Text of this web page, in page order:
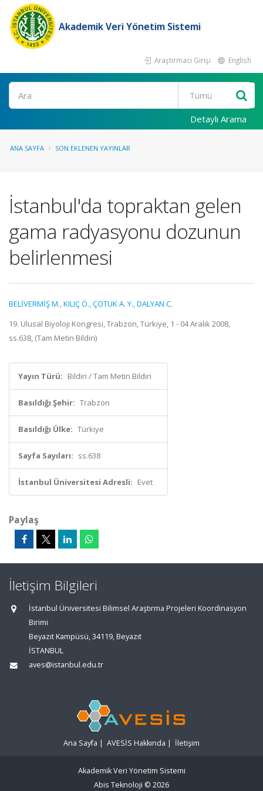
Akademik Veri Yönetim Sistemi
Araştırmacı Girişi English
Ara
Detaylı Arama
ANA SAYFA SON EKLENEN YAYINLAR
İstanbul'da topraktan gelen
gama radyasyonu dozunun
belirlenmesi
BELİVERMİŞ M.,KILIÇ Ö.,ÇOTUK A. Y.,DALYAN C.
19. Ulusal Biyoloji Kongresi, Trabzon, Türkiye, 1 - 04 Aralık 2008,
ss.638, (Tam Metin Bildiri)
Yayın Türü: Bildiri / Tam Metin Bildiri
Basıldığı Şehir: Trabzon
Basıldığı Ülke: Türkiye
Sayfa Sayıları: ss.638
İstanbul Üniversitesi Adresli: Evet
Paylaş
İletişim Bilgileri
İstanbul Üniversitesi Bilimsel Araştırma Projeleri Koordinasyon
Birimi
Beyazıt Kampüsü, 34119, Beyazıt
İSTANBUL
aves@istanbul.edu.tr
Ana Sayfa | AVESİS Hakkında | İletişim
Akademik Veri Yönetim Sistemi
Abis Teknoloji © 2026